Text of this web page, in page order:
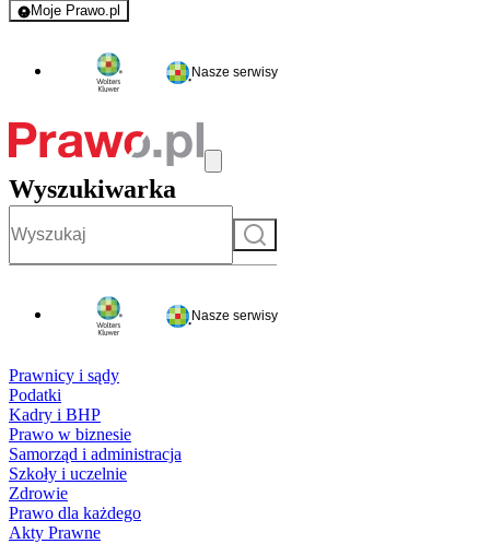
Moje Prawo.pl
- rejestracja i logowanie do serwisu
Nasze serwisy
Wyszukiwarka
Szukaj
Nasze serwisy
Prawnicy i sądy
Podatki
Kadry i BHP
Prawo w biznesie
Samorząd i administracja
Szkoły i uczelnie
Zdrowie
Prawo dla każdego
Akty Prawne